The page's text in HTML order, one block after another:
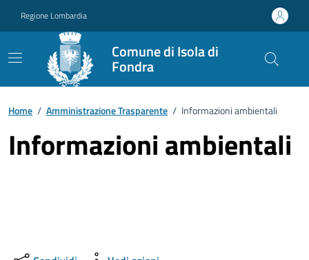
Regione Lombardia
Comune di Isola di
Fondra
Home / Amministrazione Trasparente / Informazioni ambientali
Informazioni ambientali